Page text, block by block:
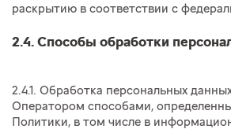
раскрытию в соответствии с
2.4. Способы обработки
2.4.1. Обработка персональных
Оператором способами,
Политики, в том числе в